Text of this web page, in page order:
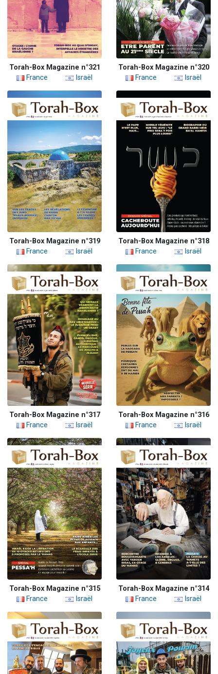
Torah-Box Magazine n°321
France
Israël
Torah-Box Magazine n°320
France
Israël
Torah-Box Magazine n°319
France
Israël
Torah-Box Magazine n°318
France
Israël
Torah-Box Magazine n°317
France
Israël
Torah-Box Magazine n°316
France
Israël
Torah-Box Magazine n°315
France
Israël
Torah-Box Magazine n°314
France
Israël